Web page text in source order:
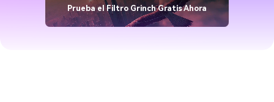
Prueba el Filtro Grinch Gratis Ahora